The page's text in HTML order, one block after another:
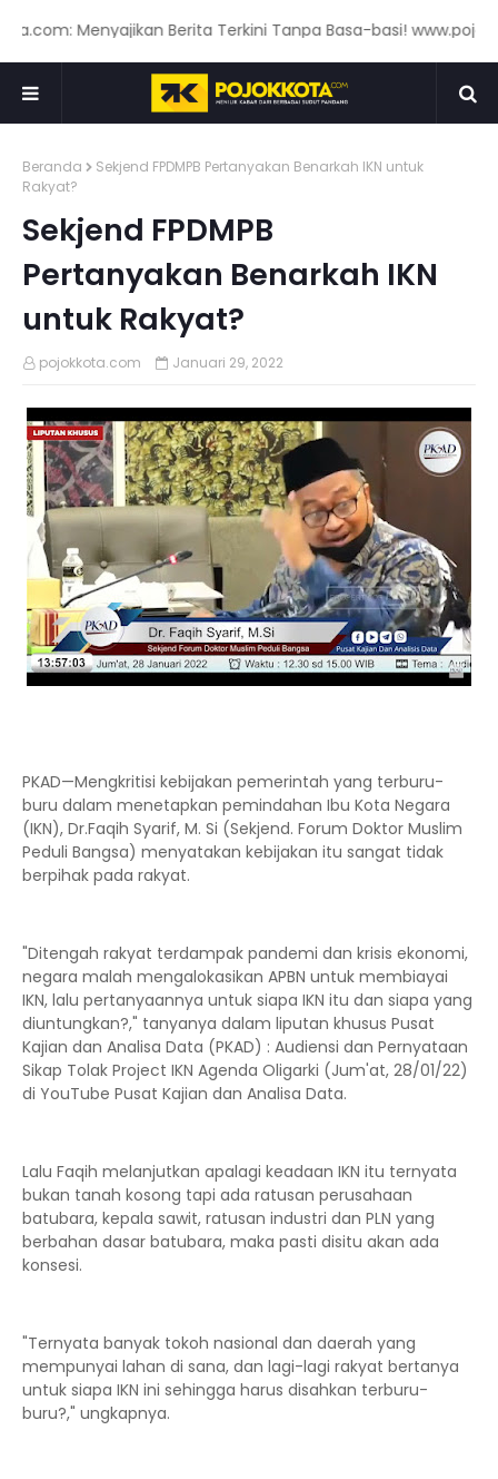
Menyajikan Berita Terkini Tanpa Basa-basi!
Beranda
Sekjend FPDMPB Pertanyakan Benarkah IKN untuk
Rakyat?
Sekjend FPDMPB
Pertanyakan Benarkah IKN
untuk Rakyat?
pojokkota.com Januari 29, 2022
PKAD—Mengkritisi kebijakan pemerintah yang terburu-
buru dalam menetapkan pemindahan Ibu Kota Negara
(IKN), Dr.Faqih Syarif, M. Si (Sekjend. Forum Doktor Muslim
Peduli Bangsa) menyatakan kebijakan itu sangat tidak
berpihak pada rakyat.
"Ditengah rakyat terdampak pandemi dan krisis ekonomi,
negara malah mengalokasikan APBN untuk membiayai
IKN, lalu pertanyaannya untuk siapa IKN itu dan siapa yang
diuntungkan?," tanyanya dalam liputan khusus Pusat
Kajian dan Analisa Data (PKAD) : Audiensi dan Pernyataan
Sikap Tolak Project IKN Agenda Oligarki (Jum'at, 28/01/22)
di YouTube Pusat Kajian dan Analisa Data.
Lalu Faqih melanjutkan apalagi keadaan IKN itu ternyata
bukan tanah kosong tapi ada ratusan perusahaan
batubara, kepala sawit, ratusan industri dan PLN yang
berbahan dasar batubara, maka pasti disitu akan ada
konsesi.
"Ternyata banyak tokoh nasional dan daerah yang
mempunyai lahan di sana, dan lagi-lagi rakyat bertanya
untuk siapa IKN ini sehingga harus disahkan terburu-
buru?," ungkapnya.